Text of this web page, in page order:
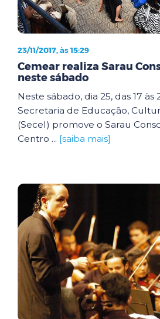
23/11/2017, às 15:29
Cemear realiza Sarau
neste sábado
Neste sábado, dia 25, das 17 às
Secretaria de Educação,
(Secel) promove o Sarau
Centro ... [saiba mais]